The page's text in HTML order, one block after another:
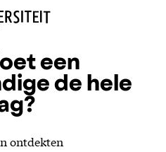
een
de hele
ontdekten